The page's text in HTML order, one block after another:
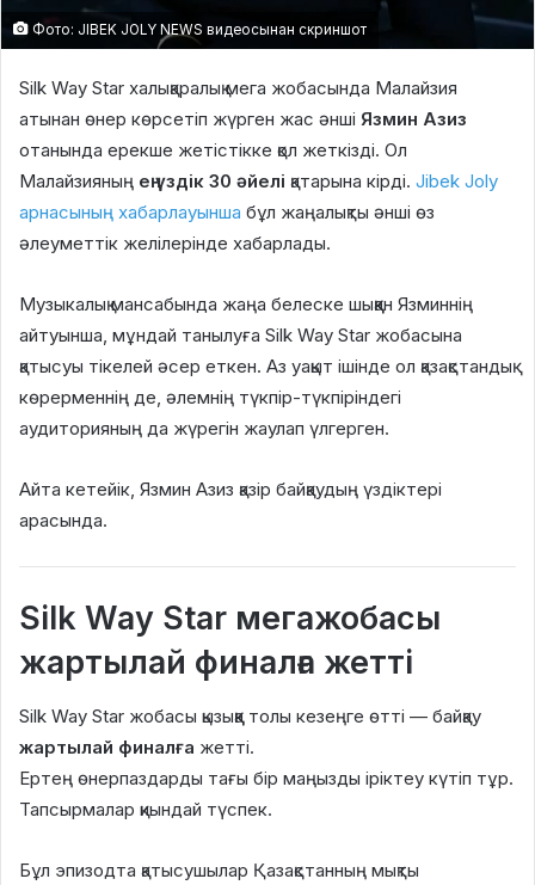
Фото: JIBEK JOLY NEWS видеосынан скриншот
Silk Way Star халықаралық мега жобасында Малайзия
атынан өнер көрсетіп жүрген жас әнші Язмин Азиз
отанында ерекше жетістікке қол жеткізді. Ол
Малайзияның ең үздік 30 әйелі қатарына кірді. Jibek Joly
арнасының хабарлауынша бұл жаңалықты әнші өз
әлеуметтік желілерінде хабарлады.
Музыкалық мансабында жаңа белеске шыққан Язминнің
айтуынша, мұндай танылуға Silk Way Star жобасына
қатысуы тікелей әсер еткен. Аз уақыт ішінде ол қазақстандық
көрерменнің де, әлемнің түкпір-түкпіріндегі
аудиторияның да жүрегін жаулап үлгерген.
Айта кетейік, Язмин Азиз қазір байқаудың үздіктері
арасында.
Silk Way Star мегажобасы
жартылай финалға жетті
Silk Way Star жобасы қызыққа толы кезеңге өтті — байқау
жартылай финалға жетті.
Ертең өнерпаздарды тағы бір маңызды іріктеу күтіп тұр.
Тапсырмалар қиындай түспек.
Бұл эпизодта қатысушылар Қазақстанның мықты